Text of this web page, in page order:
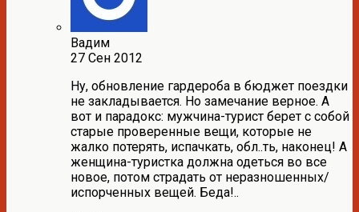
Вадим
27 Сен 2012
Ну, обновление гардероба в бюджет поездки
не закладывается. Но замечание верное. А
вот и парадокс: мужчина-турист берет с собой
старые проверенные вещи, которые не
жалко потерять, испачкать, обл..ть, наконец! А
женщина-туристка должна одеться во все
новое, потом страдать от неразношенных/
испорченных вещей. Беда!..